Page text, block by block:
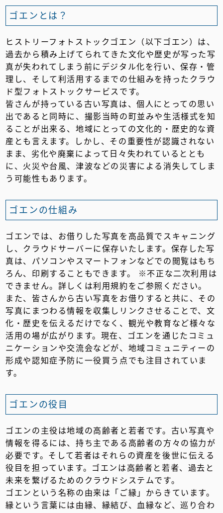
ゴエンとは？
ヒストリーフォトストックゴエン（以下ゴエン）は、
過去から積み上げてられてきた文化や歴史が写った写
真が失われてしまう前にデジタル化を行い、保存・管
理し、そして利活用するまでの仕組みを持ったクラウ
ド型フォトストックサービスです。
皆さんが持っている古い写真は、個人にとっての思い
出であると同時に、撮影当時の町並みや生活様式を知
ることが出来る、地域にとっての文化的・歴史的な資
産とも言えます。しかし、その重要性が認識されない
まま、劣化や廃棄によって日々失われているととも
に、火災や台風、津波などの災害による消失してしま
う可能性もあります。
ゴエンの仕組み
ゴエンでは、お借りした写真を高品質でスキャニング
し、クラウドサーバーに保存いたします。保存した写
真は、パソコンやスマートフォンなどでの閲覧はもち
ろん、印刷することもできます。 ※不正な二次利用は
できません。詳しくは利用規約をご参照ください。
また、皆さんから古い写真をお借りすると共に、その
写真にまつわる情報を収集しリンクさせることで、文
化・歴史を伝えるだけでなく、観光や教育など様々な
活用の場が広がります。現在、ゴエンを通じたコミュ
ニケーションや交流会などが、地域コミュニティーの
形成や認知症予防に一役買う点でも注目されていま
す。
ゴエンの役目
ゴエンの主役は地域の高齢者と若者です。古い写真や
情報を得るには、持ち主である高齢者の方々の協力が
必要です。そして若者はそれらの資産を後世に伝える
役目を担っています。ゴエンは高齢者と若者、過去と
未来を繋げるためのクラウドシステムです。
ゴエンという名称の由来は「ご縁」からきています。
縁という言葉には由縁、縁結び、血縁など、巡り合わ